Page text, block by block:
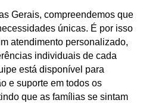
Gerais, compreendemos que
únicas. É por isso
atendimento personalizado,
individuais de cada
está disponível para
e suporte em todos os
que as famílias se sintam